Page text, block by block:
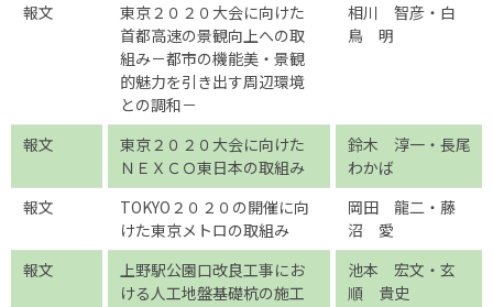
報文
東京２０２０大会に向けた
首都高速の景観向上への取
組み－都市の機能美・景観
的魅力を引き出す周辺環境
との調和－
相川 智彦・白
鳥 明
報文
東京２０２０大会に向けた
ＮＥＸＣＯ東日本の取組み
鈴木 淳一・長尾
わかば
報文
TOKYO２０２０の開催に向
けた東京メトロの取組み
岡田 龍二・藤
沼 愛
報文
上野駅公園口改良工事にお
ける人工地盤基礎杭の施工
池本 宏文・玄
順 貴史